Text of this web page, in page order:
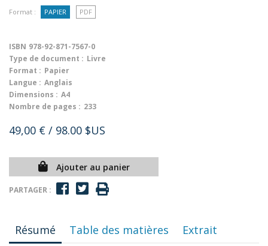
Format : PAPIER PDF
ISBN 978-92-871-7567-0
Type de document : Livre
Format : Papier
Langue : Anglais
Dimensions : A4
Nombre de pages : 233
49,00 € / 98.00 $US
Ajouter au panier
PARTAGER :
Résumé Table des matières Extrait